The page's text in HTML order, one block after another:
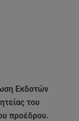
Εκδοτών
του
προέδρου.